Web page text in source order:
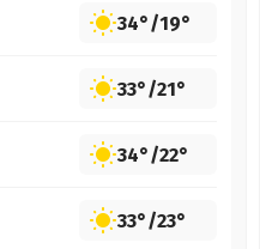
34°/19°
33°/21°
34°/22°
33°/23°